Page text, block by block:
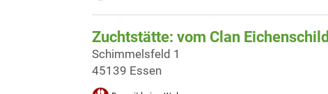
Zuchtstätte: vom Clan Eichenschild
Schimmelsfeld 1
45139 Essen